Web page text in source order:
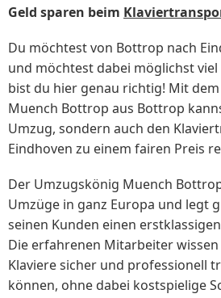
Geld sparen beim
Du möchtest von Bottrop nach
und möchtest dabei möglichst viel
bist du hier genau richtig! Mit
Muench Bottrop aus Bottrop
Umzug, sondern auch den
Eindhoven zu einem fairen Preis
Der Umzugskönig Muench
Umzüge in ganz Europa und legt
seinen Kunden einen
Die erfahrenen Mitarbeiter wissen
Klaviere sicher und professionell
können, ohne dabei kostspielige